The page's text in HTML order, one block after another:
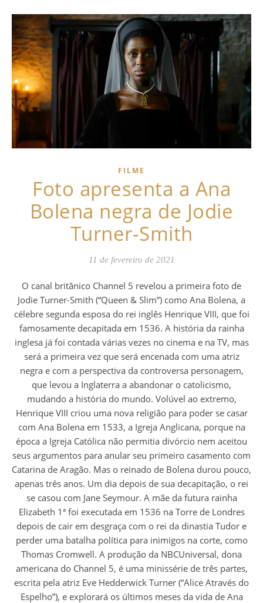
FILME
Foto apresenta a Ana
Bolena negra de Jodie
Turner-Smith
11 de fevereiro de 2021
O canal britânico Channel 5 revelou a primeira foto de
Jodie Turner-Smith (“Queen & Slim”) como Ana Bolena, a
célebre segunda esposa do rei inglês Henrique VIII, que foi
famosamente decapitada em 1536. A história da rainha
inglesa já foi contada várias vezes no cinema e na TV, mas
será a primeira vez que será encenada com uma atriz
negra e com a perspectiva da controversa personagem,
que levou a Inglaterra a abandonar o catolicismo,
mudando a história do mundo. Volúvel ao extremo,
Henrique VIII criou uma nova religião para poder se casar
com Ana Bolena em 1533, a Igreja Anglicana, porque na
época a Igreja Católica não permitia divórcio nem aceitou
seus argumentos para anular seu primeiro casamento com
Catarina de Aragão. Mas o reinado de Bolena durou pouco,
apenas três anos. Um dia depois de sua decapitação, o rei
se casou com Jane Seymour. A mãe da futura rainha
Elizabeth 1ª foi executada em 1536 na Torre de Londres
depois de cair em desgraça com o rei da dinastia Tudor e
perder uma batalha política para inimigos na corte, como
Thomas Cromwell. A produção da NBCUniversal, dona
americana do Channel 5, é uma minissérie de três partes,
escrita pela atriz Eve Hedderwick Turner (“Alice Através do
Espelho”), e explorará os últimos meses da vida de Ana